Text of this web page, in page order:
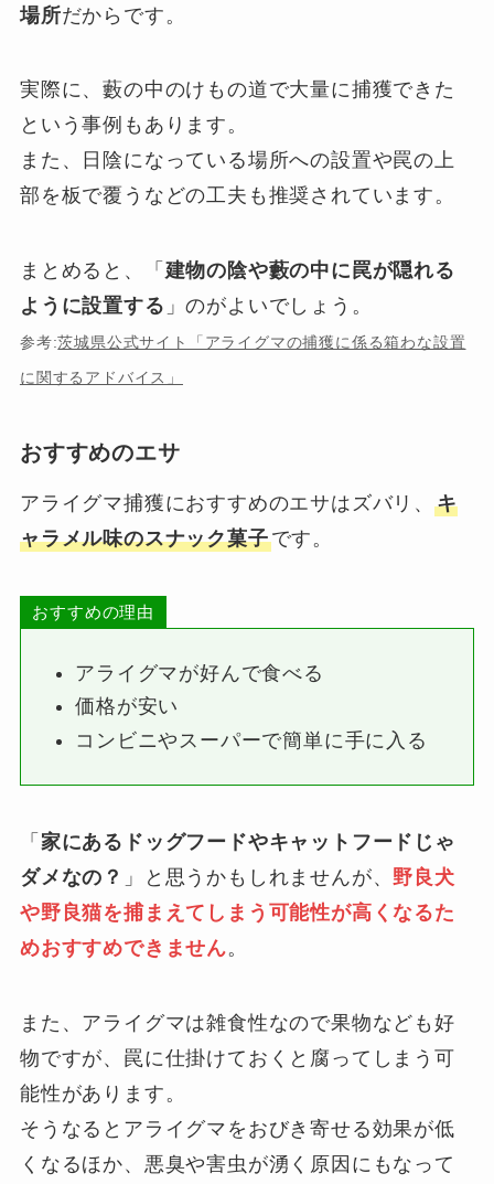
場所だからです。
実際に、藪の中のけもの道で大量に捕獲できた
という事例もあります。
また、日陰になっている場所への設置や罠の上
部を板で覆うなどの工夫も推奨されています。
まとめると、「 建物の陰や藪の中に罠が隠れる
ように設置する 」のがよいでしょう。
参考:茨城県公式サイト「アライグマの捕獲に係る箱わな設置
に関するアドバイス」
おすすめのエサ
アライグマ捕獲におすすめのエサはズバリ、キ
ャラメル味のスナック菓子です。
おすすめの理由
アライグマが好んで食べる
価格が安い
コンビニやスーパーで簡単に手に入る
「 家にあるドッグフードやキャットフードじゃ
ダメなの？ 」と思うかもしれませんが、野良犬
や野良猫を捕まえてしまう可能性が高くなるた
めおすすめできません。
また、アライグマは雑食性なので果物なども好
物ですが、罠に仕掛けておくと腐ってしまう可
能性があります。
そうなるとアライグマをおびき寄せる効果が低
くなるほか、悪臭や害虫が湧く原因にもなって